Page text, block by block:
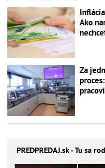
Ako
Za
PREDPREDAJ.sk - Tu sa